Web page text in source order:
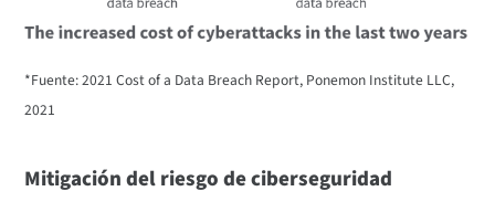
*Fuente: 2021 Cost of a Data Breach Report, Ponemon Institute LLC,
2021
Mitigación del riesgo de ciberseguridad